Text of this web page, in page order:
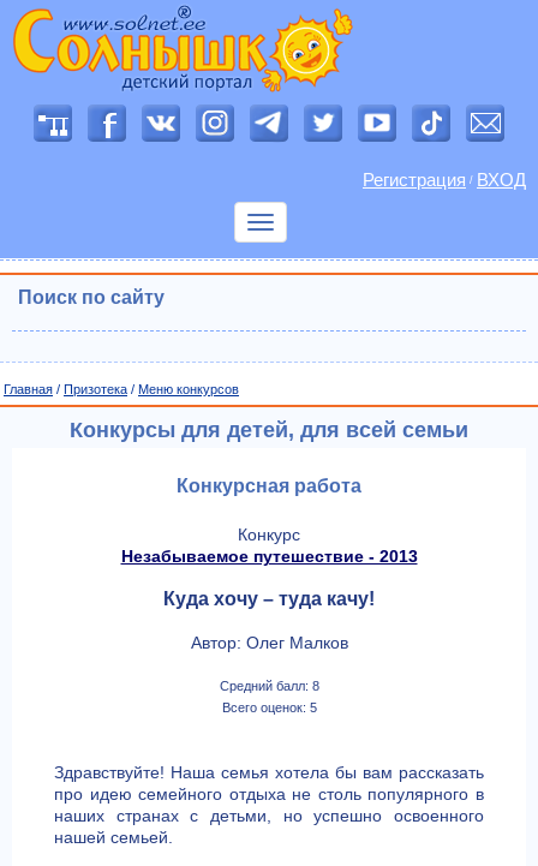
Регистрация / ВХОД
Показать
Поиск по сайту
Главная / Призотека / Меню конкурсов
Конкурсы для детей, для всей семьи
Конкурсная работа
Конкурс
Незабываемое путешествие - 2013
Куда хочу – туда качу!
Автор: Олег Малков
Средний балл: 8
Всего оценок: 5
Здравствуйте! Наша семья хотела бы вам рассказать
про идею семейного отдыха не столь популярного в
наших странах с детьми, но успешно освоенного
нашей семьей.